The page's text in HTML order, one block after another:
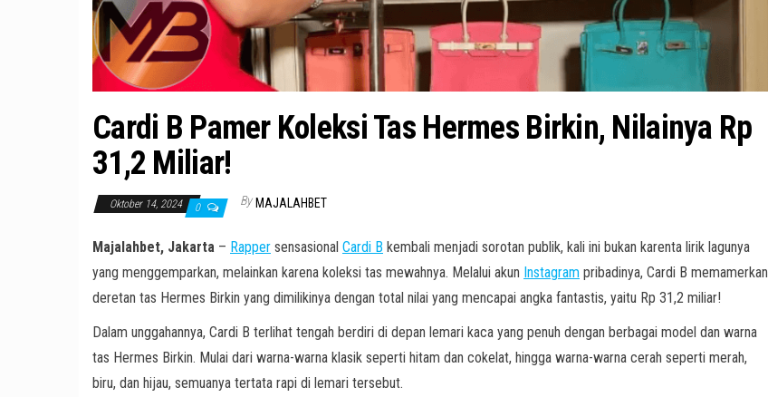
Cardi B Pamer Koleksi Tas Hermes Birkin, Nilainya Rp
31,2 Miliar!
Oktober 14, 2024 0 By MAJALAHBET
Majalahbet, Jakarta – Rapper sensasional Cardi B kembali menjadi sorotan publik, kali ini bukan karenta lirik lagunya
yang menggemparkan, melainkan karena koleksi tas mewahnya. Melalui akun Instagram pribadinya, Cardi B memamerkan
deretan tas Hermes Birkin yang dimilikinya dengan total nilai yang mencapai angka fantastis, yaitu Rp 31,2 miliar!
Dalam unggahannya, Cardi B terlihat tengah berdiri di depan lemari kaca yang penuh dengan berbagai model dan warna
tas Hermes Birkin. Mulai dari warna-warna klasik seperti hitam dan cokelat, hingga warna-warna cerah seperti merah,
biru, dan hijau, semuanya tertata rapi di lemari tersebut.